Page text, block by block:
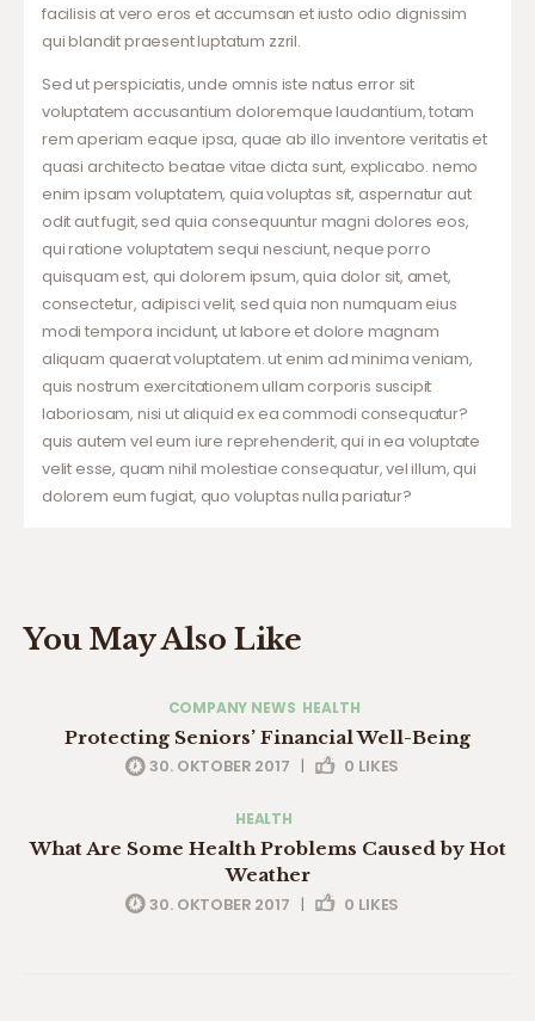
facilisis at vero eros et accumsan et iusto odio dignissim
qui blandit praesent luptatum zzril.
Sed ut perspiciatis, unde omnis iste natus error sit
voluptatem accusantium doloremque laudantium, totam
rem aperiam eaque ipsa, quae ab illo inventore veritatis et
quasi architecto beatae vitae dicta sunt, explicabo. nemo
enim ipsam voluptatem, quia voluptas sit, aspernatur aut
odit aut fugit, sed quia consequuntur magni dolores eos,
qui ratione voluptatem sequi nesciunt, neque porro
quisquam est, qui dolorem ipsum, quia dolor sit, amet,
consectetur, adipisci velit, sed quia non numquam eius
modi tempora incidunt, ut labore et dolore magnam
aliquam quaerat voluptatem. ut enim ad minima veniam,
quis nostrum exercitationem ullam corporis suscipit
laboriosam, nisi ut aliquid ex ea commodi consequatur?
quis autem vel eum iure reprehenderit, qui in ea voluptate
velit esse, quam nihil molestiae consequatur, vel illum, qui
dolorem eum fugiat, quo voluptas nulla pariatur?
You May Also Like
COMPANY NEWS HEALTH
Protecting Seniors’ Financial Well-Being
30. OKTOBER 2017 | 0 LIKES
HEALTH
What Are Some Health Problems Caused by Hot
Weather
30. OKTOBER 2017 | 0 LIKES